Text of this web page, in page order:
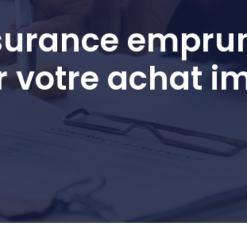
votre achat